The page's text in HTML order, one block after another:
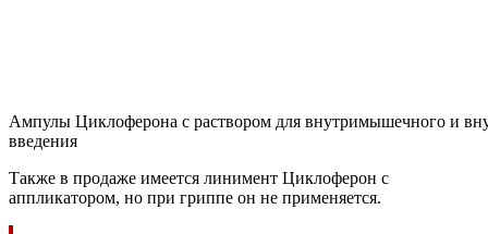
Ампулы Циклоферона с раствором для внутримышечного и
введения
Также в продаже имеется линимент Циклоферон с
аппликатором, но при гриппе он не применяется.